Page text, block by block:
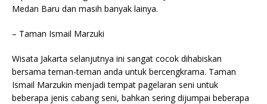
Medan Baru dan masih banyak lainya.
– Taman Ismail Marzuki
Wisata Jakarta selanjutnya ini sangat cocok dihabiskan
bersama teman-teman anda untuk bercengkrama. Taman
Ismail Marzukin menjadi tempat pagelaran seni untuk
beberapa jenis cabang seni, bahkan sering dijumpai beberapa